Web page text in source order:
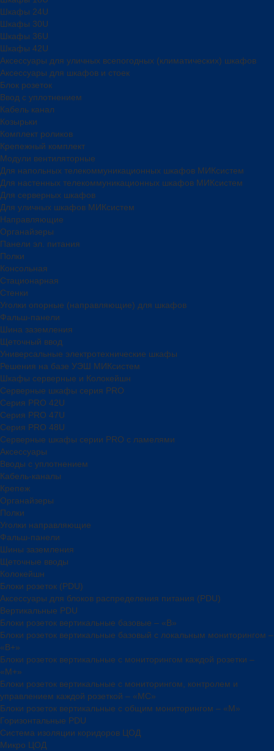
Шкафы 24U
Шкафы 30U
Шкафы 36U
Шкафы 42U
Аксессуары для уличных всепогодных (климатических) шкафов
Аксессуары для шкафов и стоек
Блок розеток
Ввод с уплотнением
Кабель канал
Козырьки
Комплект роликов
Крепежный комплект
Модули вентиляторные
Для напольных телекоммуникационных шкафов МИКсистем
Для настенных телекоммуникационных шкафов МИКсистем
Для серверных шкафов
Для уличных шкафов МИКсистем
Направляющие
Органайзеры
Панели эл. питания
Полки
Консольная
Стационарная
Стенки
Уголки опорные (направляющие) для шкафов
Фальш-панели
Шина заземления
Щеточный ввод
Универсальные электротехнические шкафы
Решения на базе УЭШ МИКсистем
Шкафы серверные и Колокейшн
Серверные шкафы серия PRO
Серия PRO 42U
Серия PRO 47U
Серия PRO 48U
Серверные шкафы серии PRO с ламелями
Аксессуары
Вводы с уплотнением
Кабель-каналы
Крепеж
Органайзеры
Полки
Уголки направляющие
Фальш-панели
Шины заземления
Щеточные вводы
Колокейшн
Блоки розеток (PDU)
Аксессуары для блоков распределения питания (PDU)
Вертикальные PDU
Блоки розеток вертикальные базовые – «В»
Блоки розеток вертикальные базовый с локальным мониторингом –
«В+»
Блоки розеток вертикальные с мониторингом каждой розетки –
«М+»
Блоки розеток вертикальные с мониторингом, контролем и
управлением каждой розеткой – «МС»
Блоки розеток вертикальные с общим мониторингом – «М»
Горизонтальные PDU
Система изоляции коридоров ЦОД
Микро ЦОД